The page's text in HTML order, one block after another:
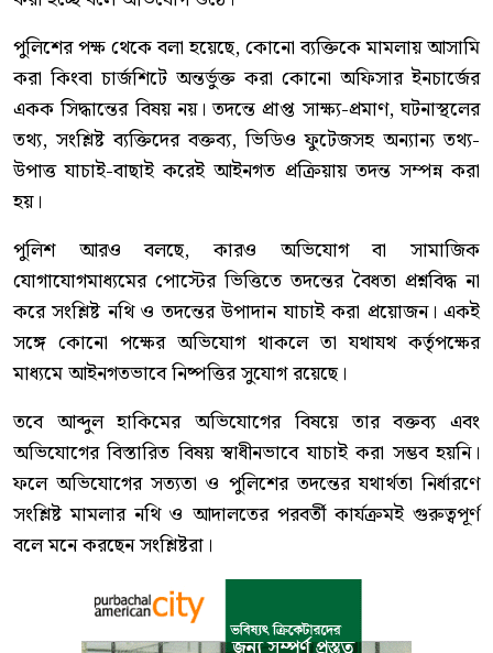
পুলিশের পক্ষ থেকে বলা হয়েছে, কোনো ব্যক্তিকে মামলায় আসামি
করা কিংবা চার্জশিটে অন্তর্ভুক্ত করা কোনো অফিসার ইনচার্জের
একক সিদ্ধান্তের বিষয় নয়। তদন্তে প্রাপ্ত সাক্ষ্য-প্রমাণ, ঘটনাস্থলের
তথ্য, সংশ্লিষ্ট ব্যক্তিদের বক্তব্য, ভিডিও ফুটেজসহ অন্যান্য তথ্য-
উপাত্ত যাচাই-বাছাই করেই আইনগত প্রক্রিয়ায় তদন্ত সম্পন্ন করা
হয়।
পুলিশ আরও বলছে, কারও অভিযোগ বা সামাজিক
যোগাযোগমাধ্যমের পোস্টের ভিত্তিতে তদন্তের বৈধতা প্রশ্নবিদ্ধ না
করে সংশ্লিষ্ট নথি ও তদন্তের উপাদান যাচাই করা প্রয়োজন। একই
সঙ্গে কোনো পক্ষের অভিযোগ থাকলে তা যথাযথ কর্তৃপক্ষের
মাধ্যমে আইনগতভাবে নিষ্পত্তির সুযোগ রয়েছে।
তবে আব্দুল হাকিমের অভিযোগের বিষয়ে তার বক্তব্য এবং
অভিযোগের বিস্তারিত বিষয় স্বাধীনভাবে যাচাই করা সম্ভব হয়নি।
ফলে অভিযোগের সত্যতা ও পুলিশের তদন্তের যথার্থতা নির্ধারণে
সংশ্লিষ্ট মামলার নথি ও আদালতের পরবর্তী কার্যক্রমই গুরুত্বপূর্ণ
বলে মনে করছেন সংশ্লিষ্টরা।